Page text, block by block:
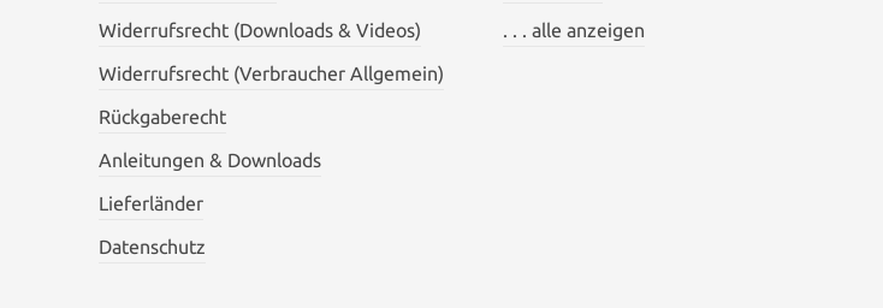
Widerrufsrecht (Downloads & Videos)
Widerrufsrecht (Verbraucher Allgemein)
Rückgaberecht
Anleitungen & Downloads
Lieferländer
Datenschutz
. . . alle anzeigen